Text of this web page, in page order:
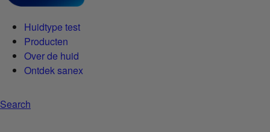
Huidtype test
Producten
Over de huid
Ontdek sanex
Search